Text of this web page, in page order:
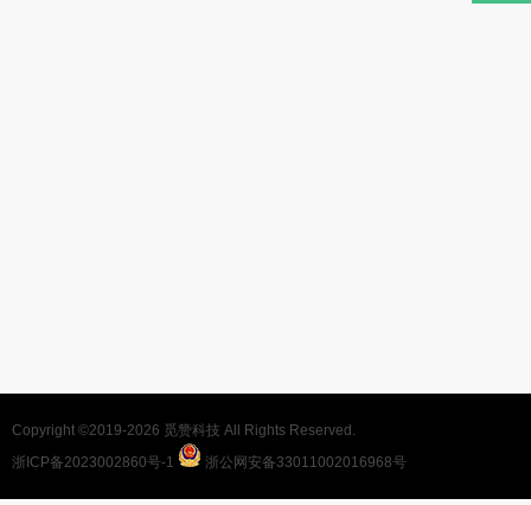
Copyright ©2019-2026 觅赞科技 All Rights Reserved.
浙ICP备2023002860号-1
浙公网安备33011002016968号